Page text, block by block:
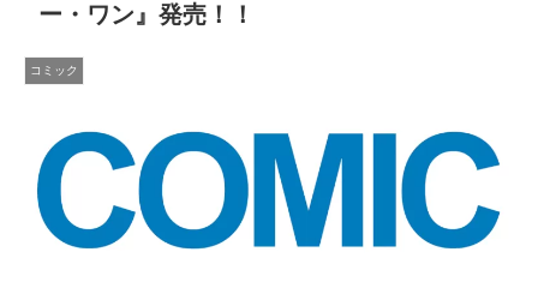
ー・ワン』発売！！
コミック